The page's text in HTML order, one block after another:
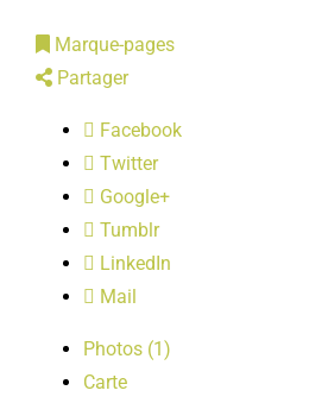
PRATIQUE
LOISIRS
PUBLICATIONS
Marque-pages
Partager
Facebook
Twitter
Google+
Tumblr
LinkedIn
Mail
Photos (1)
Carte